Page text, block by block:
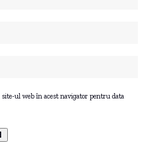
ul web în acest navigator pentru data